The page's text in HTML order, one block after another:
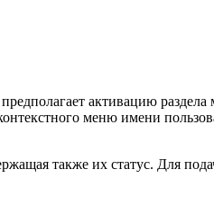
активацию раздела
меню имени
также их статус. Для